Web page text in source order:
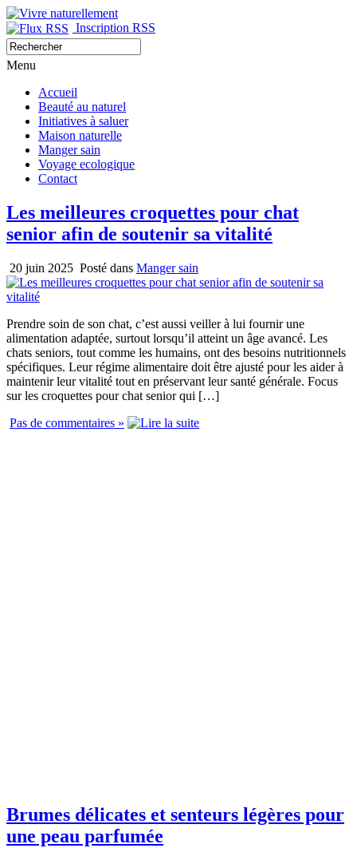
Inscription RSS
Menu
Accueil
Beauté au naturel
Initiatives à saluer
Maison naturelle
Manger sain
Voyage ecologique
Contact
Les meilleures croquettes pour chat
senior afin de soutenir sa vitalité
20 juin 2025 Posté dans Manger sain
Prendre soin de son chat, c’est aussi veiller à lui fournir une
alimentation adaptée, surtout lorsqu’il atteint un âge avancé. Les
chats seniors, tout comme les humains, ont des besoins nutritionnels
spécifiques. Leur régime alimentaire doit être ajusté pour les aider à
maintenir leur vitalité tout en préservant leur santé générale. Focus
sur les croquettes pour chat senior qui […]
Pas de commentaires »
Brumes délicates et senteurs légères pour
une peau parfumée